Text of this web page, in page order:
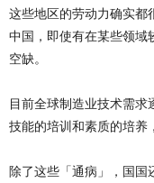
这些地区的劳动力确实都
中国，即使有在某些领域
空缺。
目前全球制造业技术需
技能的培训和素质的培养
除了这些「通病」，国国